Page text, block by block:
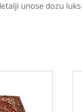
unose dozu